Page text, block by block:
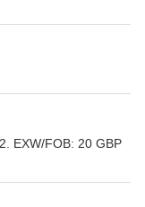
EXW/FOB: 20 GBP